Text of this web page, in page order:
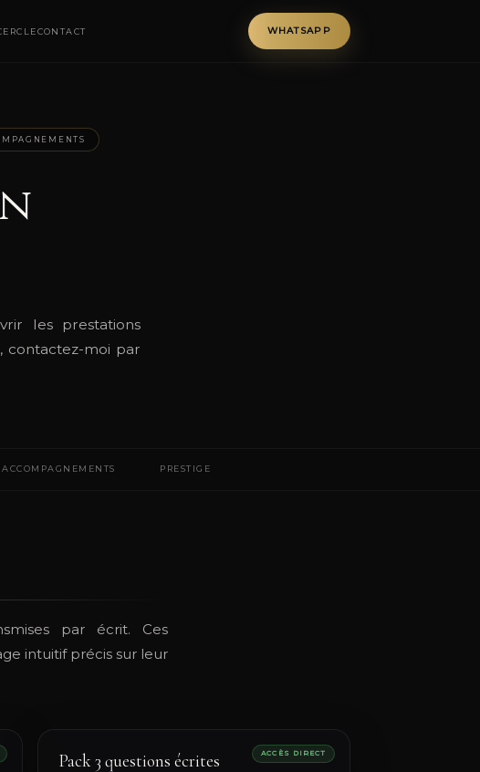
CONTACT WHATSAPP
les prestations
contactez-moi par
ACCOMPAGNEMENTS PRESTIGE
par écrit. Ces
intuitif précis sur leur
ACCÈS DIRECT
Pack 3 questions écrites